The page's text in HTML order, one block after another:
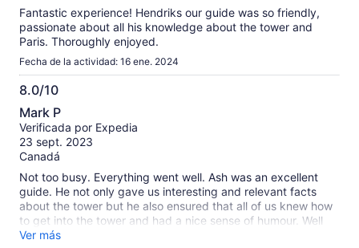
Fantastic experience! Hendriks our guide was so friendly,
passionate about all his knowledge about the tower and
Paris. Thoroughly enjoyed.
Fecha de la actividad: 16 ene. 2024
8.0/10
8.0
de
10
Mark P
Verificada por Expedia
23 sept. 2023
Canadá
Not too busy. Everything went well. Ash was an excellent
guide. He not only gave us interesting and relevant facts
about the tower but he also ensured that all of us knew how
to get into the tower and had a nice sense of humour. Well
done Ash.
Ver más